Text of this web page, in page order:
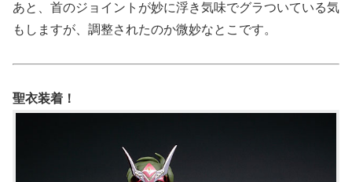
あと、首のジョイントが妙に浮き気味でグラついている気
もしますが、調整されたのか微妙なとこです。
聖衣装着！